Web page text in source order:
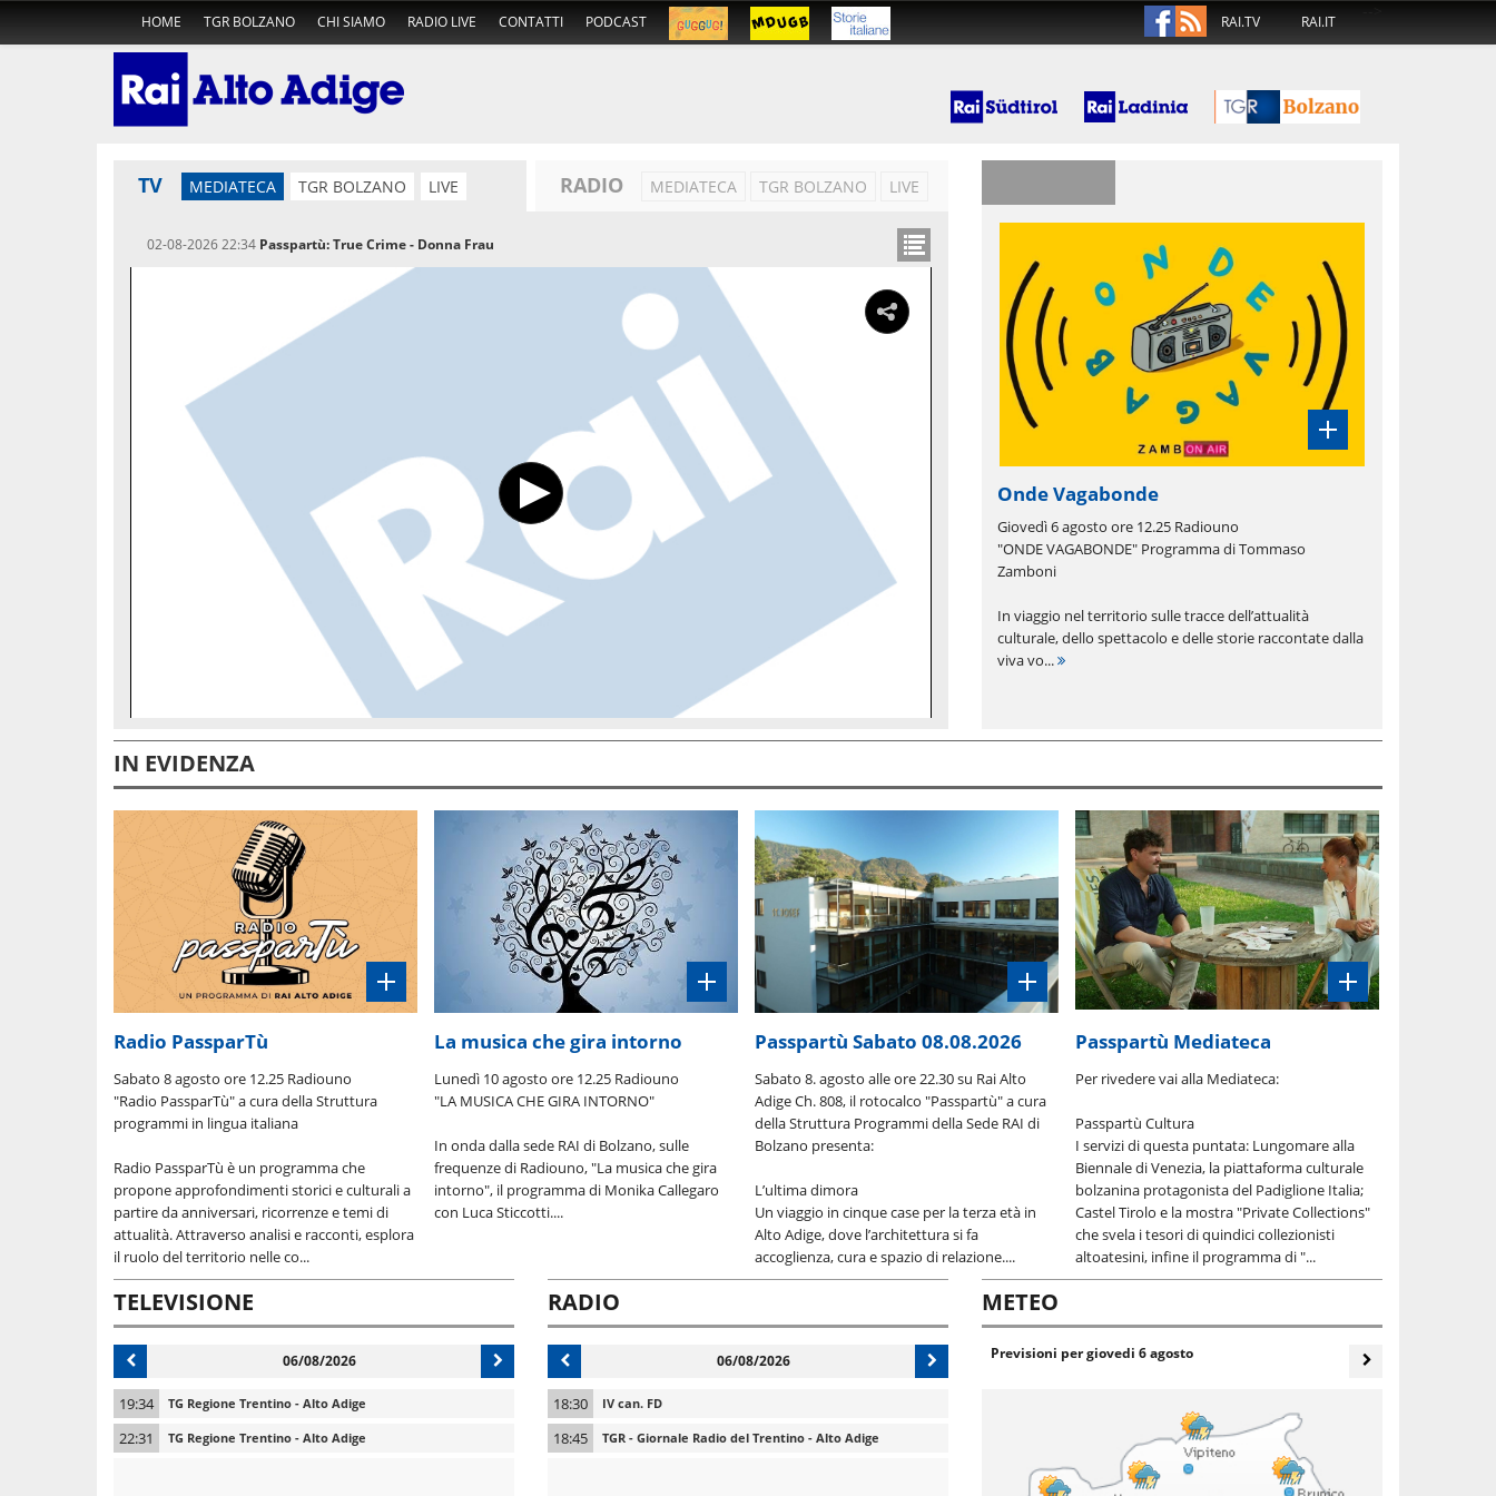
HOME TGR BOLZANO CHI SIAMO RADIO LIVE CONTATTI PODCAST
-->
RAI.TV RAI.IT
TV MEDIATECA TGR BOLZANO LIVE RADIO MEDIATECA TGR BOLZANO LIVE
02-08-2026 22:34 Passpartù: True Crime - Donna Frau
Onde Vagabonde
Giovedì 6 agosto ore 12.25 Radiouno
"ONDE VAGABONDE" Programma di Tommaso
Zamboni
In viaggio nel territorio sulle tracce dell’attualità
culturale, dello spettacolo e delle storie raccontate dalla
viva vo...
IN EVIDENZA
Radio PassparTù
Sabato 8 agosto ore 12.25 Radiouno
"Radio PassparTù" a cura della Struttura
programmi in lingua italiana
Radio PassparTù è un programma che
propone approfondimenti storici e culturali a
partire da anniversari, ricorrenze e temi di
attualità. Attraverso analisi e racconti, esplora
il ruolo del territorio nelle co...
La musica che gira intorno
Lunedì 10 agosto ore 12.25 Radiouno
"LA MUSICA CHE GIRA INTORNO"
In onda dalla sede RAI di Bolzano, sulle
frequenze di Radiouno, "La musica che gira
intorno", il programma di Monika Callegaro
con Luca Sticcotti....
Passpartù Sabato 08.08.2026
Sabato 8. agosto alle ore 22.30 su Rai Alto
Adige Ch. 808, il rotocalco "Passpartù" a cura
della Struttura Programmi della Sede RAI di
Bolzano presenta:
L’ultima dimora
Un viaggio in cinque case per la terza età in
Alto Adige, dove l’architettura si fa
accoglienza, cura e spazio di relazione....
Passpartù Mediateca
Per rivedere vai alla Mediateca:
Passpartù Cultura
I servizi di questa puntata: Lungomare alla
Biennale di Venezia, la piattaforma culturale
bolzanina protagonista del Padiglione Italia;
Castel Tirolo e la mostra "Private Collections"
che svela i tesori di quindici collezionisti
altoatesini, infine il programma di "...
TELEVISIONE
06/08/2026
19:34 TG Regione Trentino - Alto Adige
22:31 TG Regione Trentino - Alto Adige
RADIO
06/08/2026
18:30 IV can. FD
18:45 TGR - Giornale Radio del Trentino - Alto Adige
METEO
Previsioni pergiovedi 6 agosto